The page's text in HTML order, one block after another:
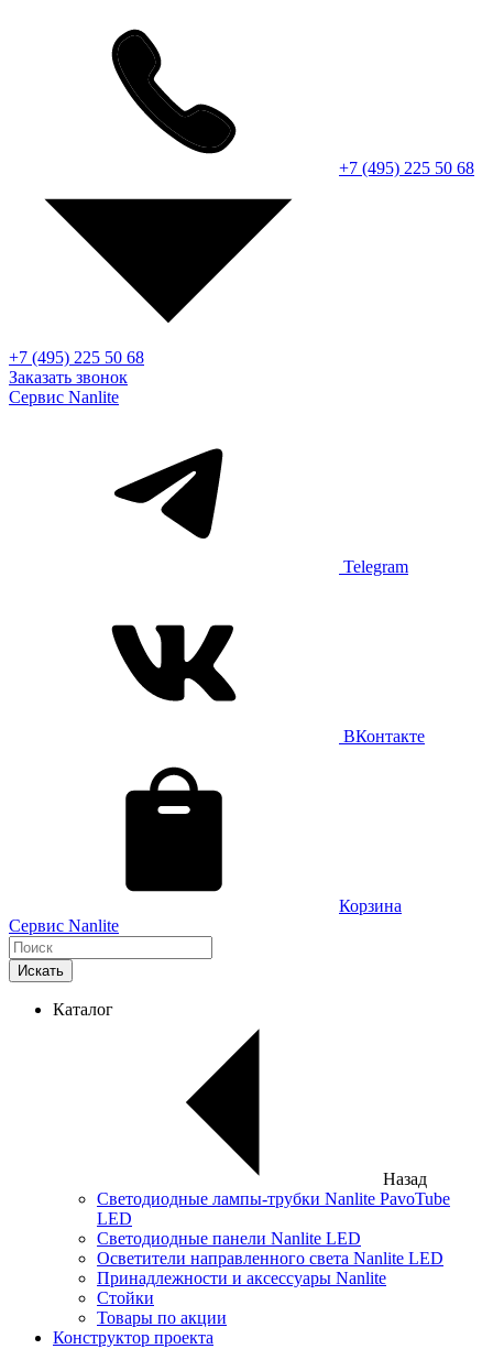
+7 (495) 225 50 68
+7 (495) 225 50 68
Заказать звонок
Сервис Nanlite
Telegram
ВКонтакте
Корзина
Сервис Nanlite
Искать
Каталог
Назад
Светодиодные лампы-трубки Nanlite PavoTube
LED
Светодиодные панели Nanlite LED
Осветители направленного света Nanlite LED
Принадлежности и аксессуары Nanlite
Стойки
Товары по акции
Конструктор проекта